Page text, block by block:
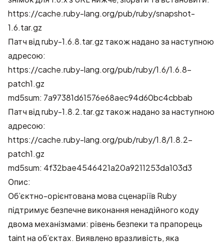
https://cache.ruby-lang.org/pub/ruby/snapshot-
1.6.tar.gz
Патч від ruby-1.6.8.tar.gz також надано за наступною
адресою:
https://cache.ruby-lang.org/pub/ruby/1.6/1.6.8-
patch1.gz
md5sum: 7a97381d61576e68aec94d60bc4cbbab
Патч від ruby-1.8.2.tar.gz також надано за наступною
адресою:
https://cache.ruby-lang.org/pub/ruby/1.8/1.8.2-
patch1.gz
md5sum: 4f32bae4546421a20a9211253da103d3
Опис:
Об’єктно-орієнтована мова сценаріїв Ruby
підтримує безпечне виконання ненадійного коду
двома механізмами: рівень безпеки та прапорець
taint на об’єктах. Виявлено вразливість, яка